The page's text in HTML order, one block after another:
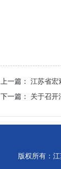
上一篇： 江苏省宏
下一篇： 关于召开
版权所有：